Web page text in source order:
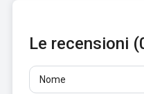
Le recensioni
Nome
E-mail
Recensioni
Almeno 10 caratteri. I